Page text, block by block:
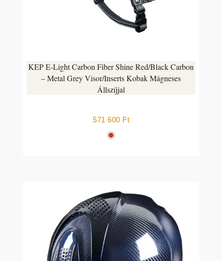
KEP E-Light Carbon Fiber Shine Red/Black Carbon
– Metal Grey Visor/Inserts Kobak Mágneses
Állszíjjal
571 600 Ft